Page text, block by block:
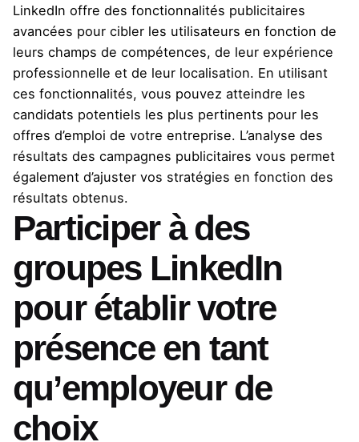
LinkedIn offre des fonctionnalités publicitaires
avancées pour cibler les utilisateurs en fonction de
leurs champs de compétences, de leur expérience
professionnelle et de leur localisation. En utilisant
ces fonctionnalités, vous pouvez atteindre les
candidats potentiels les plus pertinents pour les
offres d’emploi de votre entreprise. L’analyse des
résultats des campagnes publicitaires vous permet
également d’ajuster vos stratégies en fonction des
résultats obtenus.
Participer à des
groupes LinkedIn
pour établir votre
présence en tant
qu’employeur de
choix